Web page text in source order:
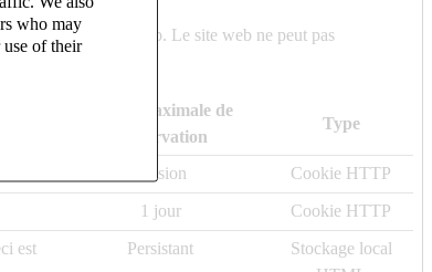
who may
of their
du site web. Le site web ne peut pas
Durée maximale de
conservation
Type
Session
Cookie HTTP
1 jour
Cookie HTTP
est
Persistant
Stockage local